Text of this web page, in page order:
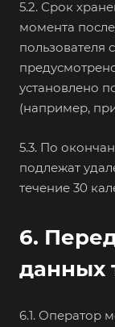
5.2. Срок
момента
пользователя
установлено
(например,
5.3. По
подлежат
течение 30
6.
данных
6.1. Оператор